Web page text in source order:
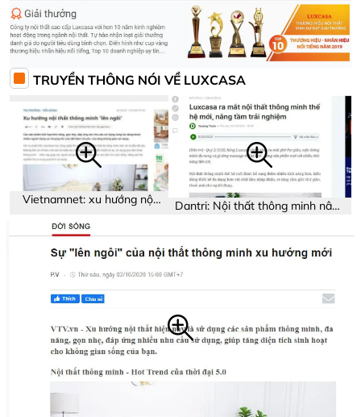
showroom Luxcasa
năng trên sản phẩm
TRUYỀN THÔNG NÓI VỀ LUXCASA
Vietnamnet: xu hướng nội
Dantri: Nội thất thông minh nâng